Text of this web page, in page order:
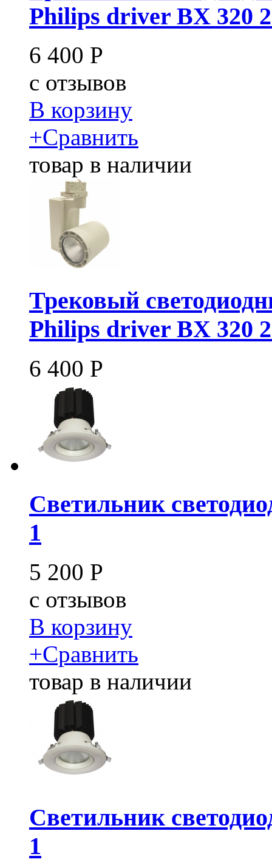
Philips driver BX 320
6 400 Р
c отзывов
В корзину
+Сравнить
товар в наличии
Трековый
Philips driver BX 320
6 400 Р
Светильник
1
5 200 Р
c отзывов
В корзину
+Сравнить
товар в наличии
Светильник
1